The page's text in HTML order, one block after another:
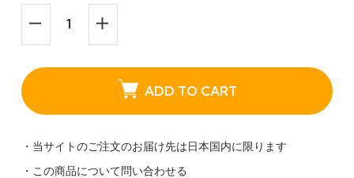
ADD TO CART
・当サイトのご注文のお届け先は日本国内に限ります
・この商品について問い合わせる